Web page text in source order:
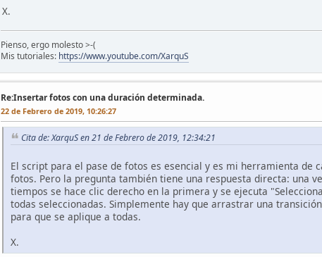
X.
Pienso, ergo molesto >-(
Mis tutoriales: https://www.youtube.com/XarquS
Re:Insertar fotos con una duración determinada.
22 de Febrero de 2019, 10:26:27
Cita de: XarquS en 21 de Febrero de 2019, 12:34:21
El script para el pase de fotos es esencial y es mi herramienta de
fotos. Pero la pregunta también tiene una respuesta directa: una
tiempos se hace clic derecho en la primera y se ejecuta
todas seleccionadas. Simplemente hay que arrastrar una
para que se aplique a todas.
X.